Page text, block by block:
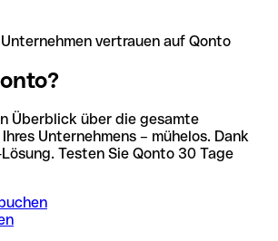
vertrauen auf Qonto
Überblick über die gesamte
Unternehmens – mühelos. Dank
Testen Sie Qonto 30 Tage